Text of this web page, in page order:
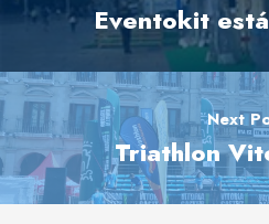
Eventokit
Next
Triathlon